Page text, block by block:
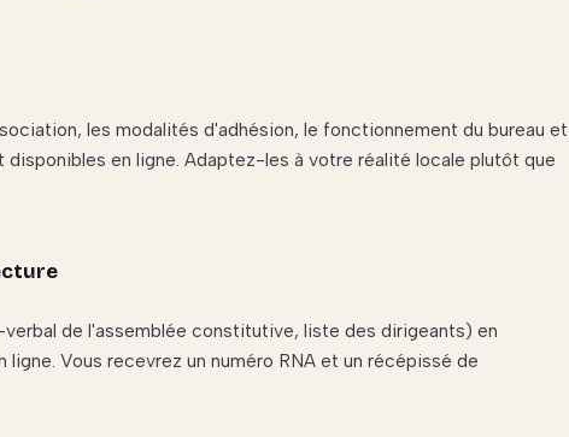
les modalités d'adhésion, le fonctionnement du bureau et
en ligne. Adaptez-les à votre réalité locale plutôt que
de l'assemblée constitutive, liste des dirigeants) en
Vous recevrez un numéro RNA et un récépissé de